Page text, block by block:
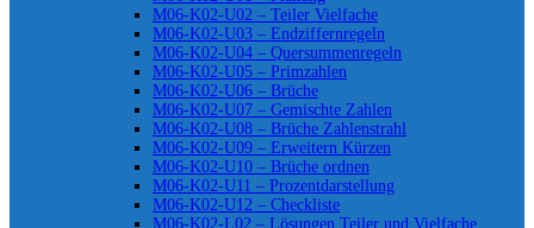
M06-K02-U02 – Teiler Vielfache
M06-K02-U03 – Endziffernregeln
M06-K02-U04 – Quersummenregeln
M06-K02-U05 – Primzahlen
M06-K02-U06 – Brüche
M06-K02-U07 – Gemischte Zahlen
M06-K02-U08 – Brüche Zahlenstrahl
M06-K02-U09 – Erweitern Kürzen
M06-K02-U10 – Brüche ordnen
M06-K02-U11 – Prozentdarstellung
M06-K02-U12 – Checkliste
M06-K02-L02 – Lösungen Teiler und Vielfache